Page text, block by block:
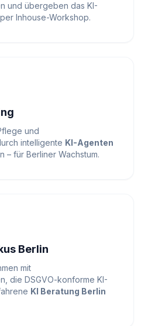
und übergeben das KI-
Inhouse-Workshop.
und
intelligente KI-Agenten
– für Berliner Wachstum.
Berlin
mit
die DSGVO-konforme KI-
KI Beratung Berlin